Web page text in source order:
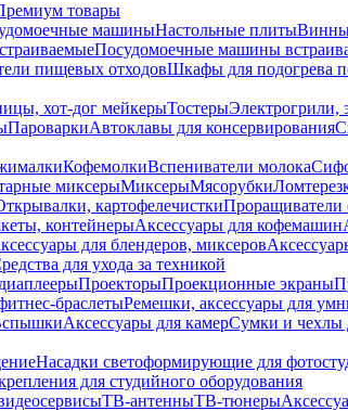
товары
машиныНастольные плиты
Посудомоечные машины
пищевых отходовШкафы для подогрева
хот-дог мейкерыТостеры
ПароваркиАвтоклавы для консервирования
КофемолкиВспениватели молока
миксерыМиксерыМясорубки
картофелечисткиПроращиватели
контейнерыАксессуары для кофемашин
для блендеров, миксеров
для ухода за техникой
ПроекторыПроекционные экраны
браслетыРемешки, аксессуары для
Аксессуары для камерСумки и чехлы
Насадки светоформирующие для
для студийного оборудования
ТВ-антенныТВ-тюнеры